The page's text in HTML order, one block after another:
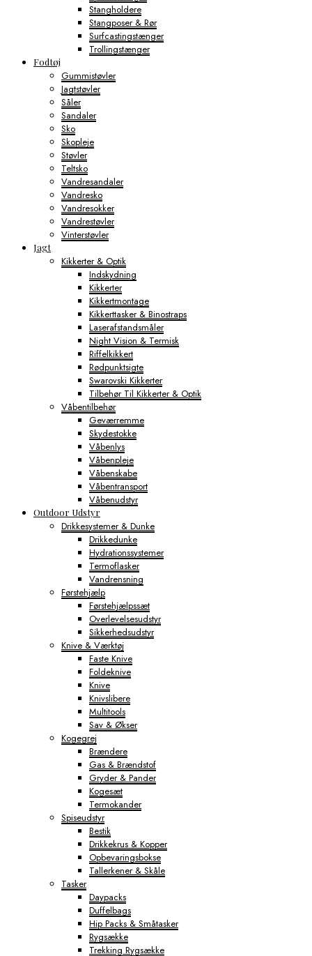
Stangholdere
Stangposer & Rør
Surfcastingstænger
Trollingstænger
Fodtøj
Gummistøvler
Jagtstøvler
Såler
Sandaler
Sko
Skopleje
Støvler
Teltsko
Vandresandaler
Vandresko
Vandresokker
Vandrestøvler
Vinterstøvler
Jagt
Kikkerter & Optik
Indskydning
Kikkerter
Kikkertmontage
Kikkerttasker & Binostraps
Laserafstandsmåler
Night Vision & Termisk
Riffelkikkert
Rødpunktsigte
Swarovski Kikkerter
Tilbehør Til Kikkerter & Optik
Våbentilbehør
Geværremme
Skydestokke
Våbenlys
Våbenpleje
Våbenskabe
Våbentransport
Våbenudstyr
Outdoor Udstyr
Drikkesystemer & Dunke
Drikkedunke
Hydrationssystemer
Termoflasker
Vandrensning
Førstehjælp
Førstehjælpssæt
Overlevelsesudstyr
Sikkerhedsudstyr
Knive & Værktøj
Faste Knive
Foldeknive
Knive
Knivslibere
Multitools
Sav & Økser
Kogegrej
Brændere
Gas & Brændstof
Gryder & Pander
Kogesæt
Termokander
Spiseudstyr
Bestik
Drikkekrus & Kopper
Opbevaringsbokse
Tallerkener & Skåle
Tasker
Daypacks
Duffelbags
Hip Packs & Småtasker
Rygsække
Trekking Rygsække